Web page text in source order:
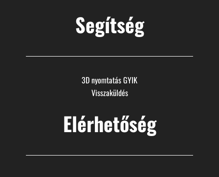
Segítség
3D nyomtatás GYIK
Visszaküldés
Elérhetőség